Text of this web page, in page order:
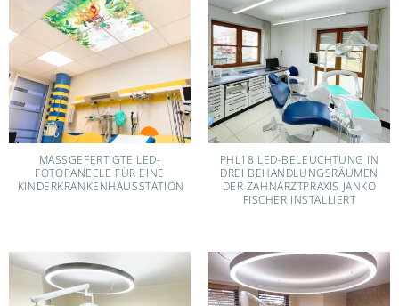
MASSGEFERTIGTE LED-F
OTOPANEELE FÜR EINE K
INDERKRANKENHAUSSTATION
PHL18 LED-BELEUCHTUNG IN
DREI BEHANDLUNGSRÄUMEN
DER ZAHNARZTPRAXIS JANKO
FISCHER INSTALLIERT